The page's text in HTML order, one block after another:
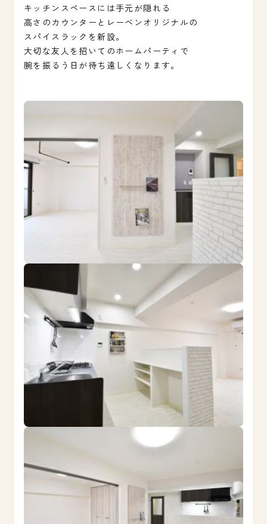
キッチンスペースには手元が隠れる
高さのカウンターとレーベンオリジナルの
スパイスラックを新設。
大切な友人を招いてのホームパーティで
腕を振るう日が待ち遠しくなります。